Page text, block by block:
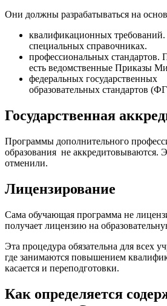
Они должны разрабатываться на
квалификационных требований.
специальных справочниках.
профессиональных стандартов.
есть ведомственные Приказы
федеральных государственных
образовательных стандартов
Государственная
Программы дополнительного
образования не аккредитовываются.
отменили.
Лицензирование
Сама обучающая программа не
получает лицензию на
Эта процедура обязательна для всех
где занимаются повышением
касается и переподготовки.
Как определяется